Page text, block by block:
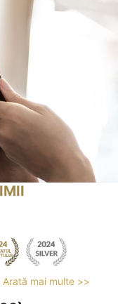
Arată mai multe >>